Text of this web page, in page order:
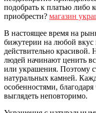
подобрать к платью либо
приобрести? магазин
В настоящее время на
бижутерии на любой
действительно красивой.
людей начинают ценить
или украшения. Поэтому
натуральных камней.
особенностями,
выглядеть неповторимо.